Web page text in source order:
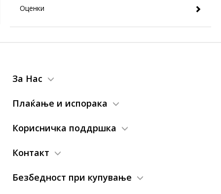
Оценки
За Нас
Плаќање и испорака
Корисничка поддршка
Контакт
Безбедност при купување